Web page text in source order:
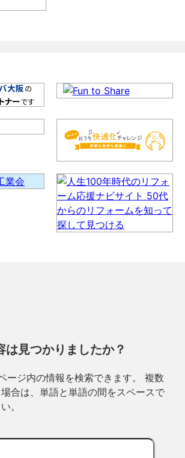
は見つかりましたか？
ージ内の情報を検索できます。 複数
合は、単語と単語の間をスペースで
。